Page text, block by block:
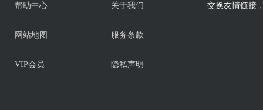
帮助中心
网站地图
VIP会员
关于我们
服务条款
隐私声明
交换友情链接